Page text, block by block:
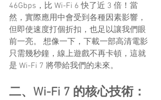
46Gbps，比 Wi-Fi 6 快了近 3 倍！當
然，實際應用中會受到各種因素影響，
但即使速度打個折扣，也足以讓我們眼
前一亮。 想像一下，下載一部高清電影
只需幾秒鐘，線上遊戲不再卡頓，這就
是 Wi-Fi 7 將帶給我們的未來。
二、Wi-Fi 7 的核心技術：